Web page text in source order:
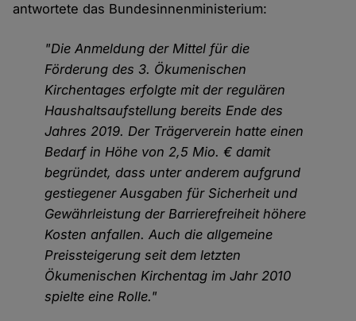
antwortete das Bundesinnenministerium:
"Die Anmeldung der Mittel für die
Förderung des 3. Ökumenischen
Kirchentages erfolgte mit der regulären
Haushaltsaufstellung bereits Ende des
Jahres 2019. Der Trägerverein hatte einen
Bedarf in Höhe von 2,5 Mio. € damit
begründet, dass unter anderem aufgrund
gestiegener Ausgaben für Sicherheit und
Gewährleistung der Barrierefreiheit höhere
Kosten anfallen. Auch die allgemeine
Preissteigerung seit dem letzten
Ökumenischen Kirchentag im Jahr 2010
spielte eine Rolle."